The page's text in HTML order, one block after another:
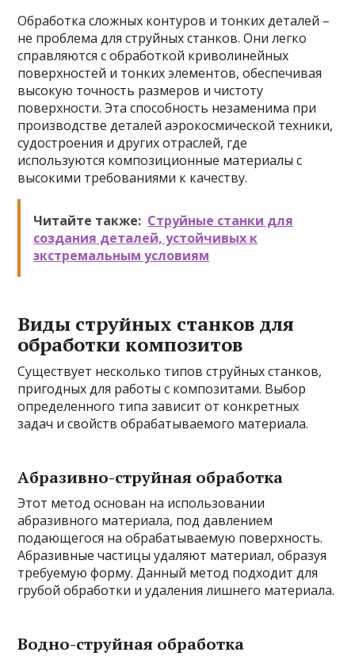
Обработка сложных контуров и тонких деталей –
не проблема для струйных станков. Они легко
справляются с обработкой криволинейных
поверхностей и тонких элементов, обеспечивая
высокую точность размеров и чистоту
поверхности. Эта способность незаменима при
производстве деталей аэрокосмической техники,
судостроения и других отраслей, где
используются композиционные материалы с
высокими требованиями к качеству.
Читайте также: Струйные станки для
создания деталей, устойчивых к
экстремальным условиям
Виды струйных станков для
обработки композитов
Существует несколько типов струйных станков,
пригодных для работы с композитами. Выбор
определенного типа зависит от конкретных
задач и свойств обрабатываемого материала.
Абразивно-струйная обработка
Этот метод основан на использовании
абразивного материала, под давлением
подающегося на обрабатываемую поверхность.
Абразивные частицы удаляют материал, образуя
требуемую форму. Данный метод подходит для
грубой обработки и удаления лишнего материала.
Водно-струйная обработка